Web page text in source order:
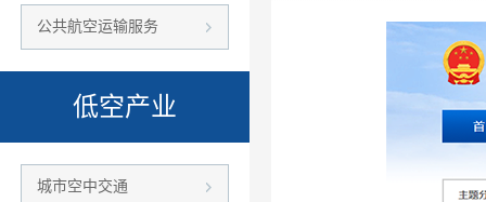
公共航空运输服务
低空产业
城市空中交通